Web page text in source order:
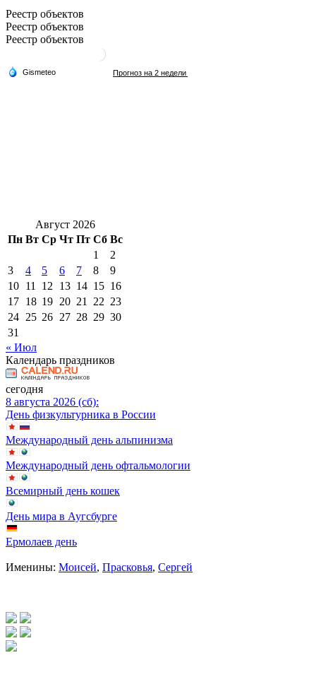
Реестр объектов
Реестр объектов
Реестр объектов
Август 2026
Пн Вт Ср Чт Пт Сб Вс
1
2
3
4 5 6 7 8
9
10 11 12 13 14 15 16
17 18 19 20 21 22 23
24 25 26 27 28 29 30
31
« Июл
Календарь праздников
сегодня
8 августа 2026 (сб):
День физкультурника в России
Международный день альпинизма
Международный день офтальмологии
Всемирный день кошек
День мира в Аугсбурге
Ермолаев день
Именины: Моисей, Прасковья, Сергей